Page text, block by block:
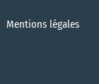
Mentions légales